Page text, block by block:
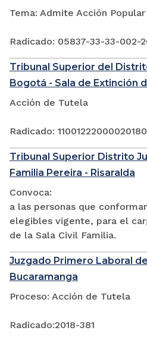
Tema: Admite Acción Popular
Radicado: 05837-33-33-002-
Tribunal Superior del
Bogotá - Sala de Extinción
Acción de Tutela
Radicado:
Tribunal Superior Distrito
Familia Pereira - Risaralda
Convoca:
a las personas que
elegibles vigente, para el
de la Sala Civil Familia.
Juzgado Primero Laboral
Bucaramanga
Proceso: Acción de Tutela
Radicado:2018-381